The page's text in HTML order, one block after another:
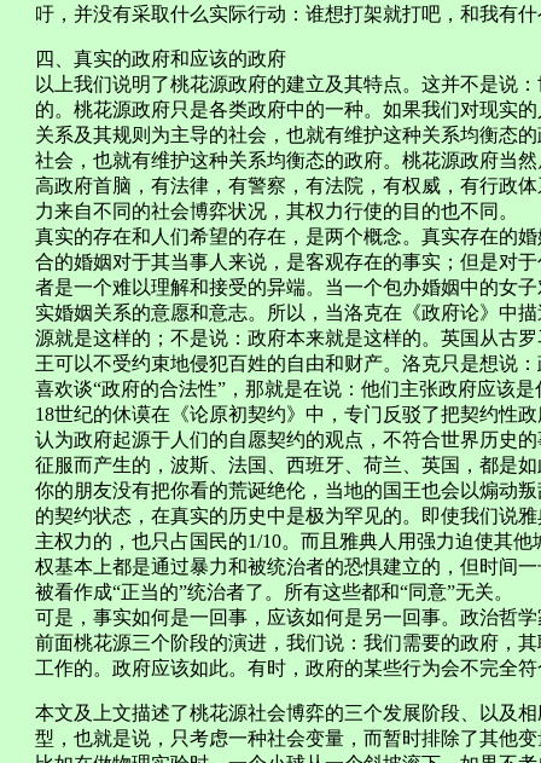
吁，并没有采取什么实际行动：谁想打架就打吧，和我有
四、真实的政府和应该的政府
以上我们说明了桃花源政府的建立及其特点。这并不是说
的。桃花源政府只是各类政府中的一种。如果我们对现实
关系及其规则为主导的社会，也就有维护这种关系均衡态
社会，也就有维护这种关系均衡态的政府。桃花源政府当
高政府首脑，有法律，有警察，有法院，有权威，有行政
力来自不同的社会博弈状况，其权力行使的目的也不同。
真实的存在和人们希望的存在，是两个概念。真实存在的
合的婚姻对于其当事人来说，是客观存在的事实；但是对
者是一个难以理解和接受的异端。当一个包办婚姻中的女
实婚姻关系的意愿和意志。所以，当洛克在《政府论》中
源就是这样的；不是说：政府本来就是这样的。英国从古
王可以不受约束地侵犯百姓的自由和财产。洛克只是想说
喜欢谈“政府的合法性”，那就是在说：他们主张政府应该是
18世纪的休谟在《论原初契约》中，专门反驳了把契约性
认为政府起源于人们的自愿契约的观点，不符合世界历史
征服而产生的，波斯、法国、西班牙、荷兰、英国，都是
你的朋友没有把你看的荒诞绝伦，当地的国王也会以煽动
的契约状态，在真实的历史中是极为罕见的。即使我们说
主权力的，也只占国民的1/10。而且雅典人用强力迫使其
权基本上都是通过暴力和被统治者的恐惧建立的，但时间
被看作成“正当的”统治者了。所有这些都和“同意”无关。
可是，事实如何是一回事，应该如何是另一回事。政治哲
前面桃花源三个阶段的演进，我们说：我们需要的政府，
工作的。政府应该如此。有时，政府的某些行为会不完全
本文及上文描述了桃花源社会博弈的三个发展阶段、以及
型，也就是说，只考虑一种社会变量，而暂时排除了其他